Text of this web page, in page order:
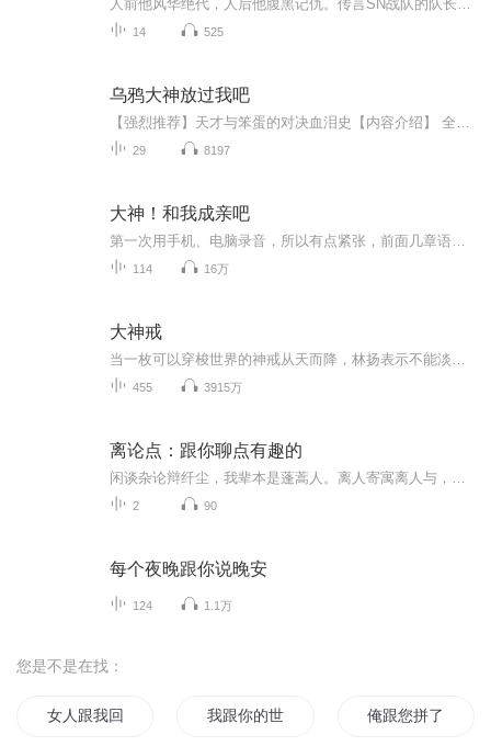
14 525
乌鸦大神放过我吧
29 8197
大神！和我成亲吧
114 16万
大神戒
455 3915万
离论点：跟你聊点有趣的
2 90
每个夜晚跟你说晚安
124 1.1万
您是不是在找：
女人跟我回家 我跟你的世界 俺跟您拼了